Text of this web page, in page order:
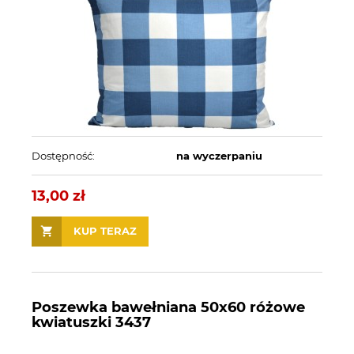
Dostępność: na wyczerpaniu
13,00 zł
KUP TERAZ
Poszewka bawełniana 50x60 różowe
kwiatuszki 3437